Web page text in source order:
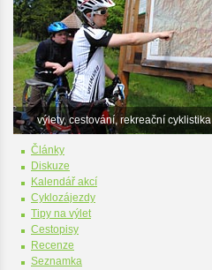
výlety, cestování, rekreační cyklistika
Články
Diskuze
Kalendář akcí
Cyklozájezdy
Tipy na výlet
Cestopisy
Recenze
Seznamka